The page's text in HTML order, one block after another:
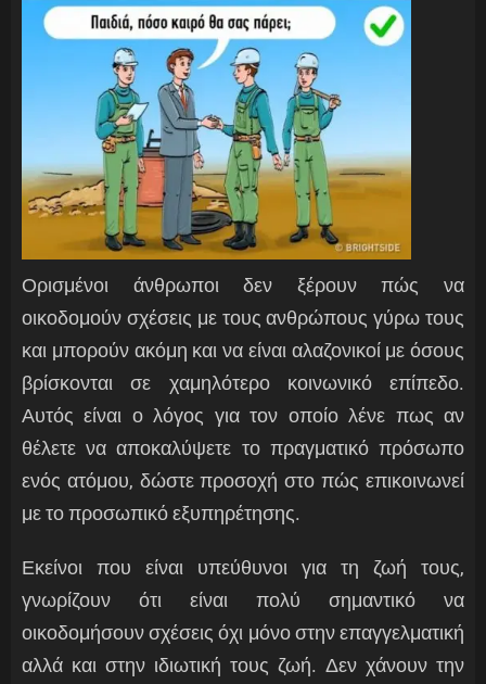
Ορισμένοι άνθρωποι δεν ξέρουν πώς να
οικοδομούν σχέσεις με τους ανθρώπους γύρω τους
και μπορούν ακόμη και να είναι αλαζονικοί με όσους
βρίσκονται σε χαμηλότερο κοινωνικό επίπεδο.
Αυτός είναι ο λόγος για τον οποίο λένε πως αν
θέλετε να αποκαλύψετε το πραγματικό πρόσωπο
ενός ατόμου, δώστε προσοχή στο πώς επικοινωνεί
με το προσωπικό εξυπηρέτησης.
Εκείνοι που είναι υπεύθυνοι για τη ζωή τους,
γνωρίζουν ότι είναι πολύ σημαντικό να
οικοδομήσουν σχέσεις όχι μόνο στην επαγγελματική
αλλά και στην ιδιωτική τους ζωή. Δεν χάνουν την